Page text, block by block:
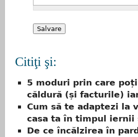
Citiţi şi:
5 moduri prin care
căldură (și facturile)
Cum să te adaptezi la
casa ta în timpul iernii
De ce încălzirea în